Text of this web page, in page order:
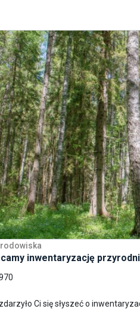
inwentaryzację
Ci się słyszeć o